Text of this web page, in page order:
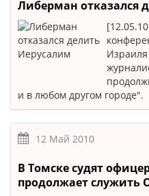
Либерман отказался
и в любом другом городе".
12 Май 2010
В Томске судят
продолжает служить